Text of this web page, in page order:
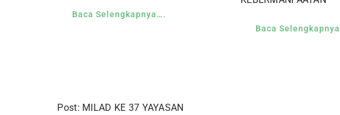
Baca Selengkapnya….
Baca
Post: MILAD KE 37 YAYASAN